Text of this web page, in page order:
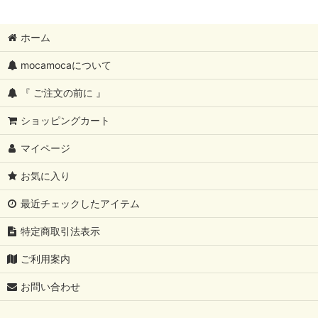
ホーム
mocamocaについて
『 ご注文の前に 』
ショッピングカート
マイページ
お気に入り
最近チェックしたアイテム
特定商取引法表示
ご利用案内
お問い合わせ